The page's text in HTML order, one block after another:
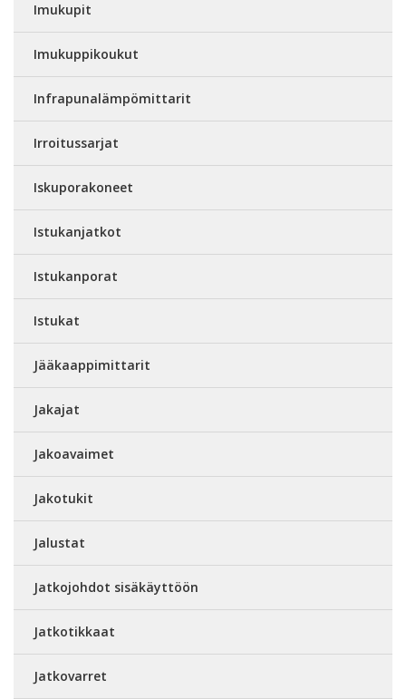
Imukupit
Imukuppikoukut
Infrapunalämpömittarit
Irroitussarjat
Iskuporakoneet
Istukanjatkot
Istukanporat
Istukat
Jääkaappimittarit
Jakajat
Jakoavaimet
Jakotukit
Jalustat
Jatkojohdot sisäkäyttöön
Jatkotikkaat
Jatkovarret